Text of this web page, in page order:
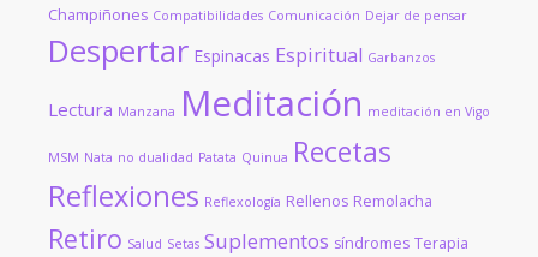
Champiñones Compatibilidades Comunicación Dejar de pensar
Despertar Espinacas Espiritual Garbanzos
Lectura Manzana Meditación meditación en Vigo
MSM Nata no dualidad Patata Quinua Recetas
Reflexiones Reflexología Rellenos Remolacha
Retiro Salud Setas Suplementos síndromes Terapia